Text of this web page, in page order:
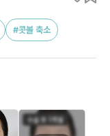
#콧볼 축소
수술 후 1개월